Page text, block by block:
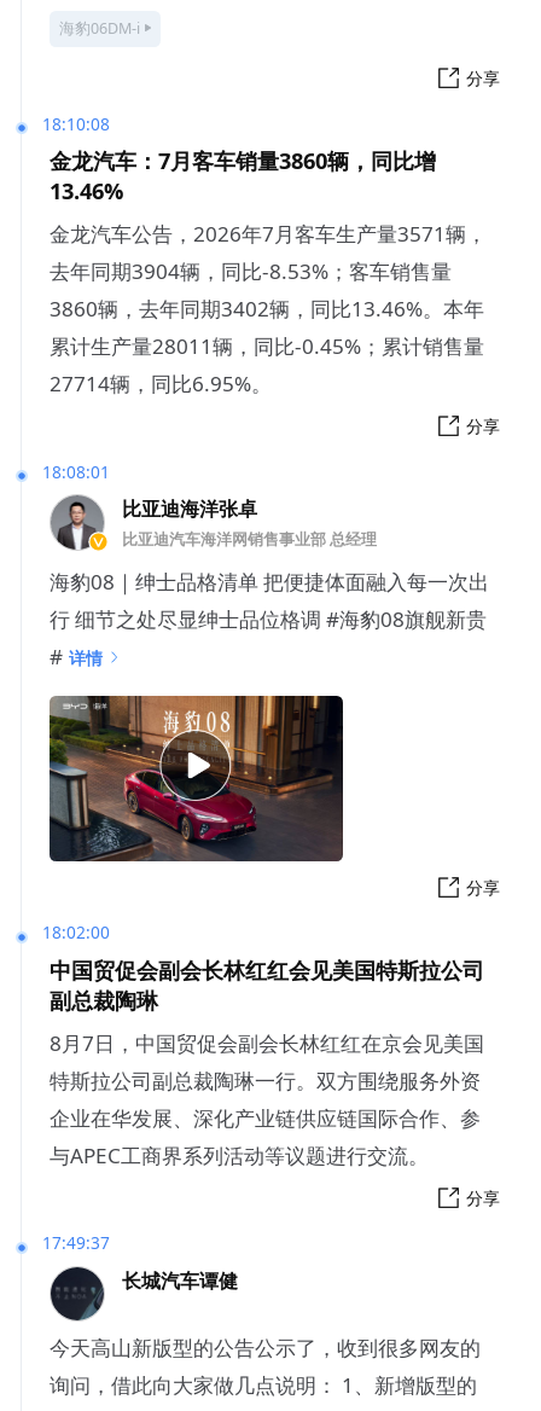
海豹06DM-i
分享
18:10:08
金龙汽车：7月客车销量3860辆，同比增
13.46%
金龙汽车公告，2026年7月客车生产量3571辆，
去年同期3904辆，同比-8.53%；客车销售量
3860辆，去年同期3402辆，同比13.46%。本年
累计生产量28011辆，同比-0.45%；累计销售量
27714辆，同比6.95%。
分享
18:08:01
比亚迪海洋张卓
比亚迪汽车海洋网销售事业部 总经理
海豹08｜绅士品格清单 把便捷体面融入每一次出
行 细节之处尽显绅士品位格调 #海豹08旗舰新贵
# 详情
分享
18:02:00
中国贸促会副会长林红红会见美国特斯拉公司
副总裁陶琳
8月7日，中国贸促会副会长林红红在京会见美国
特斯拉公司副总裁陶琳一行。双方围绕服务外资
企业在华发展、深化产业链供应链国际合作、参
与APEC工商界系列活动等议题进行交流。
分享
17:49:37
长城汽车谭健
今天高山新版型的公告公示了，收到很多网友的
询问，借此向大家做几点说明： 1、新增版型的